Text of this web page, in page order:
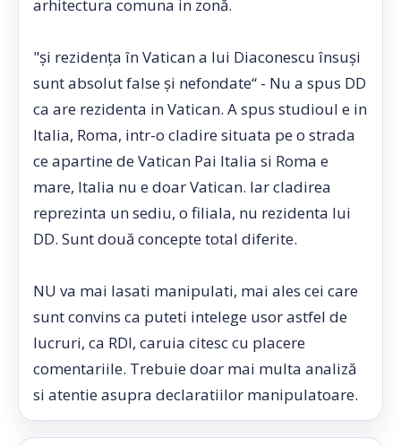
arhitectura comuna in zonă.
"şi rezidenţa în Vatican a lui Diaconescu însuşi
sunt absolut false şi nefondate“ - Nu a spus DD
ca are rezidenta in Vatican. A spus studioul e in
Italia, Roma, intr-o cladire situata pe o strada
ce apartine de Vatican Pai Italia si Roma e
mare, Italia nu e doar Vatican. Iar cladirea
reprezinta un sediu, o filiala, nu rezidenta lui
DD. Sunt două concepte total diferite.
NU va mai lasati manipulati, mai ales cei care
sunt convins ca puteti intelege usor astfel de
lucruri, ca RDI, caruia citesc cu placere
comentariile. Trebuie doar mai multa analiză
si atentie asupra declaratiilor manipulatoare.